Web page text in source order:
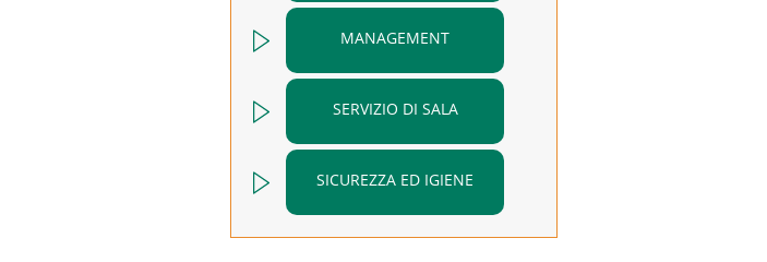
MANAGEMENT
SERVIZIO DI SALA
SICUREZZA ED IGIENE